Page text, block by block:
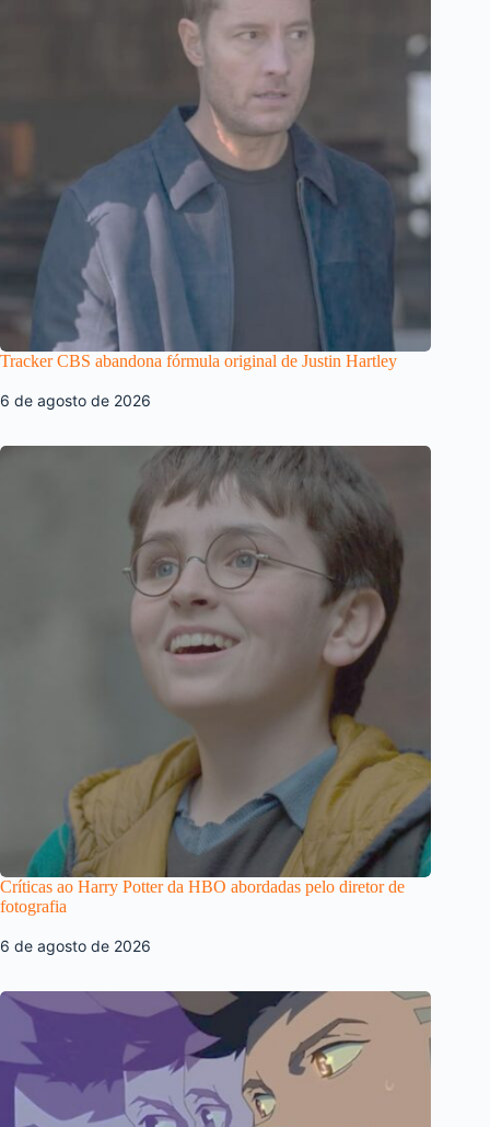
Tracker CBS abandona fórmula original de Justin Hartley
6 de agosto de 2026
Críticas ao Harry Potter da HBO abordadas pelo diretor de
fotografia
6 de agosto de 2026